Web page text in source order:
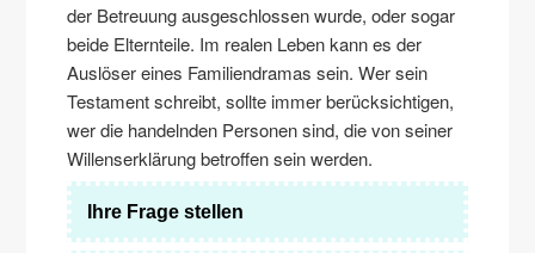
der Betreuung ausgeschlossen wurde, oder sogar
beide Elternteile. Im realen Leben kann es der
Auslöser eines Familiendramas sein. Wer sein
Testament schreibt, sollte immer berücksichtigen,
wer die handelnden Personen sind, die von seiner
Willenserklärung betroffen sein werden.
Ihre Frage stellen